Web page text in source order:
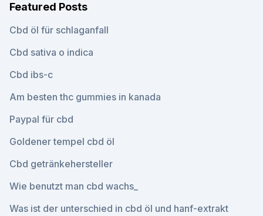
Featured Posts
Cbd öl für schlaganfall
Cbd sativa o indica
Cbd ibs-c
Am besten thc gummies in kanada
Paypal für cbd
Goldener tempel cbd öl
Cbd getränkehersteller
Wie benutzt man cbd wachs_
Was ist der unterschied in cbd öl und hanf-extrakt